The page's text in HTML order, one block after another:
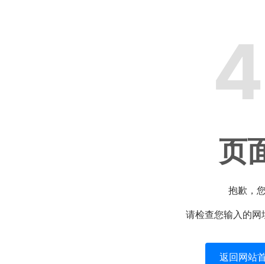
页
抱歉，
请检查您输入的
返回网站